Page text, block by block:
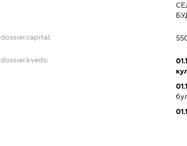
dossier.capital:
dossier.kveds: